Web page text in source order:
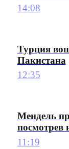
14:08
Турция
Пакистана
12:35
Мендель
посмотрев
11:19